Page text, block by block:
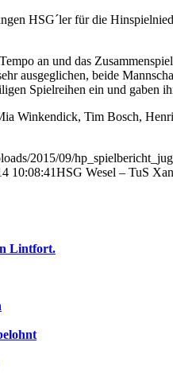
HSG´ler für die
an und das
ausgeglichen, beide
Spielreihen ein und gaben
Winkendick, Tim Bosch,
2015/09/
10:08:41HSG Wesel – TuS
Lintfort.